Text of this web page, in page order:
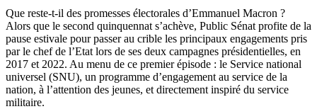
Que reste-t-il des promesses électorales d’Emmanuel Macron ?
Alors que le second quinquennat s’achève, Public Sénat profite de la
pause estivale pour passer au crible les principaux engagements pris
par le chef de l’Etat lors de ses deux campagnes présidentielles, en
2017 et 2022. Au menu de ce premier épisode : le Service national
universel (SNU), un programme d’engagement au service de la
nation, à l’attention des jeunes, et directement inspiré du service
militaire.